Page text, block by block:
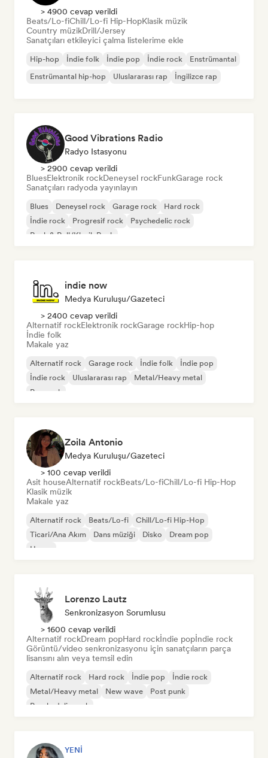
> 4900 cevap verildi
Beats/Lo-fiChill/Lo-fi Hip-HopKlasik müzik
Country müzikDrill/Jersey
Sanatçıları etkileyici çalma listelerime ekle
Hip-hop İndie folk İndie pop İndie rock
Enstrümantal
Enstrümantal hip-hop
Uluslararası rap İngilizce rap
Good Vibrations Radio
Radyo Istasyonu
> 2900 cevap verildi
BluesElektronik rockDeneysel rockFunkGarage rock
Sanatçıları radyoda yayınlayın
Blues Deneysel rock Garage rock
Hard rock
İndie rock
Progresif rock
Psychedelic rock
Rock & Roll/Klasik Rock
indie now
Medya Kuruluşu/Gazeteci
> 2400 cevap verildi
Alternatif rockElektronik rockGarage rockHip-hop
İndie folk
Makale yaz
Alternatif rock Garage rock İndie folk
İndie pop
İndie rock
Uluslararası rap
Metal/Heavy metal
Pop rock
Zoila Antonio
Medya Kuruluşu/Gazeteci
> 100 cevap verildi
Asit houseAlternatif rockBeats/Lo-fiChill/Lo-fi Hip-Hop
Klasik müzik
Makale yaz
Alternatif rock Beats/Lo-fi
Chill/Lo-fi Hip-Hop
Ticari/Ana Akım
Dans müziği Disko
Dream pop
House
Lorenzo Lautz
Senkronizasyon Sorumlusu
> 1600 cevap verildi
Alternatif rockDream popHard rockİndie popİndie rock
Görüntü/video senkronizasyonu için sanatçıların parça
lisansını alın veya temsil edin
Alternatif rock Hard rock İndie pop
İndie rock
Metal/Heavy metal
New wave
Post punk
Psychedelic rock
YENI